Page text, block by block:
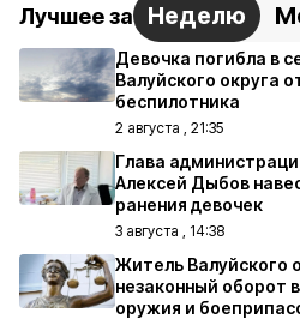
Лучшее за Неделю
Девочка погибла в
Валуйского округа
беспилотника
2 августа , 21:35
Глава
Алексей Дыбов
ранения девочек
3 августа , 14:38
Житель Валуйского
незаконный оборот
оружия и